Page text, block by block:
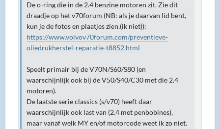
De o-ring die in de 2.4 benzine motoren zit. Zie dit
draadje op het v70forum (NB: als je daarvan lid bent,
kun je de fotos en plaatjes zien.(ik niet)):
https://www.volvov70forum.com/preventieve-
oliedrukherstel-reparatie-t8852.html
Speelt primair bij de V70N/S60/S80 (en
waarschijnlijk ook bij de V50/S40/C30 met die 2.4
motoren).
De laatste serie classics (s/v70) heeft daar
waarschijnlijk ook last van (2.4 met penbobines),
maar vanaf welk MY en/of motorcode weet ik zo niet.